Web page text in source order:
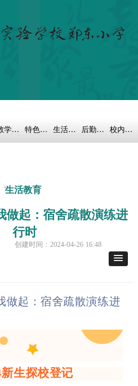
教学科研 特色教育 生活教育 后勤保障 校内链接
生活教育
做起：宿舍疏散演练进
行时
创建时间： 2024-04-26 16:48
做起：宿舍疏散演练进
新生探校登记